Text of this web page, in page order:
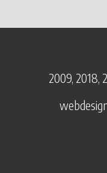
2009, 2018,